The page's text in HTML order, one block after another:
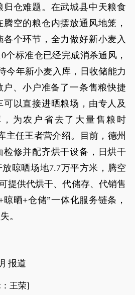
归仓难题。在武城县中天粮食
空的粮仓内摆放通风地笼，
个环节，全力做好新小麦入
个标准仓已经完成消杀通风，
今年新小麦入库，日收储能力
户、小户准备了一条售粮快捷
以直接进晒粮场，由专人及
为农户省去了大量售粮时
主任王者营介绍。目前，德州
检修并配齐烘干设备，日烘干
晾晒场地7.7万平方米，腾空
提供代烘干、代储存、代销售
晒+仓储”一体化服务链条，
。
报道
王荣]